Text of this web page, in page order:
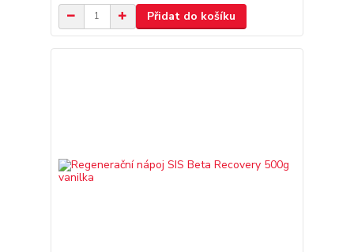
Přidat do košíku